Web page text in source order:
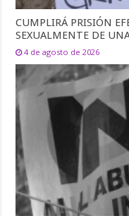
CUMPLIRÁ PRISIÓN
SEXUALMENTE DE
4 de agosto de 2026